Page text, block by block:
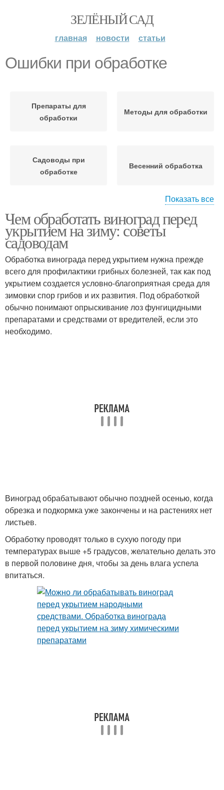
ЗЕЛЁНЫЙ САД
главная новости статьи
Ошибки при обработке
Препараты для
обработки
Методы для обработки
Садоводы при
обработке
Весенний обработка
Осенние обработки
и
Обработка от
заболеваний
Профилактическая
обработка
Показать все
Чем обработать виноград перед
укрытием на зиму: советы
садоводам
Обработка винограда перед укрытием нужна прежде
всего для профилактики грибных болезней, так как под
укрытием создается условно-благоприятная среда для
зимовки спор грибов и их развития. Под обработкой
обычно понимают опрыскивание лоз фунгицидными
препаратами и средствами от вредителей, если это
необходимо.
Виноград обрабатывают обычно поздней осенью, когда
обрезка и подкормка уже закончены и на растениях нет
листьев.
Обработку проводят только в сухую погоду при
температурах выше +5 градусов, желательно делать это
в первой половине дня, чтобы за день влага успела
впитаться.